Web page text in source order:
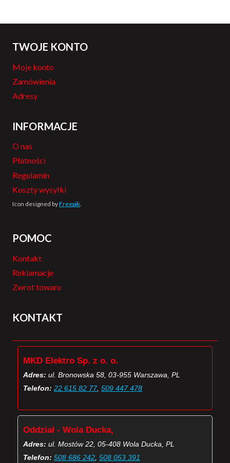
TWOJE KONTO
Moje konto
Zamówienia
Adresy
INFORMACJE
O nas
Płatności
Regulamin
Koszty wysyłki
Icon designed byFreepik.
POMOC
Kontakt
Reklamacje
Zwrot towaru
KONTAKT
MKD Elektro Sp. z o. o.
Adres: ul. Bronowska 58, 03-955 Warszawa, PL
Telefon: 22 615 82 77, 509 447 478
Oddział - Wola Ducka,
Adres: ul. Mostów 22, 05-408 Wola Ducka, PL
Telefon: 508 686 242 508 053 391